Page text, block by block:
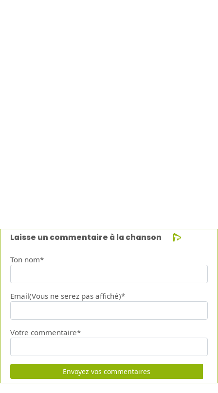
Laisse un commentaire à la chanson
Ton nom*
Email(Vous ne serez pas affiché)*
Votre commentaire*
Envoyez vos commentaires